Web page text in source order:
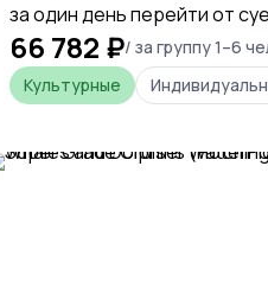
за один день перейти от
духовной тишине храма
насладиться ярким
столицы сингальских
66 782 ₽/ за группу 1–6
Культурные